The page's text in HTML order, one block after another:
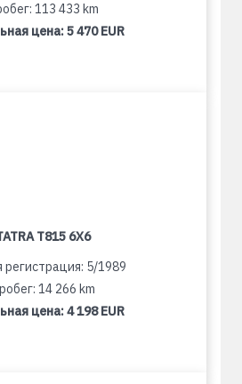
113 433 km
цена:5 470 EUR
T815 6X6
регистрация: 5/1989
14 266 km
цена:4 198 EUR